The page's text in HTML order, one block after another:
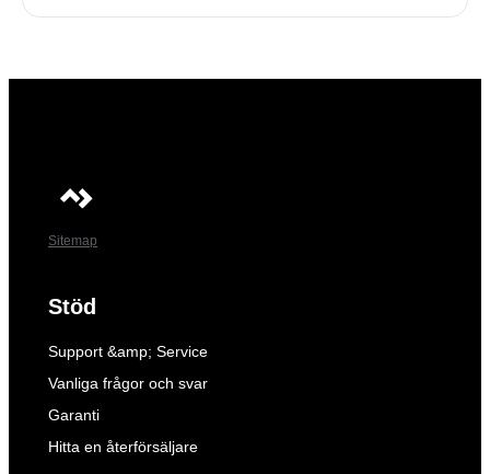
Sitemap
Stöd
Support &amp; Service
Vanliga frågor och svar
Garanti
Hitta en återförsäljare